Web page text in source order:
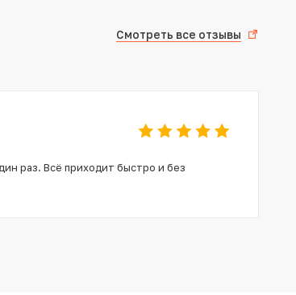
Смотреть все отзывы
раз. Всё приходит быстро и без